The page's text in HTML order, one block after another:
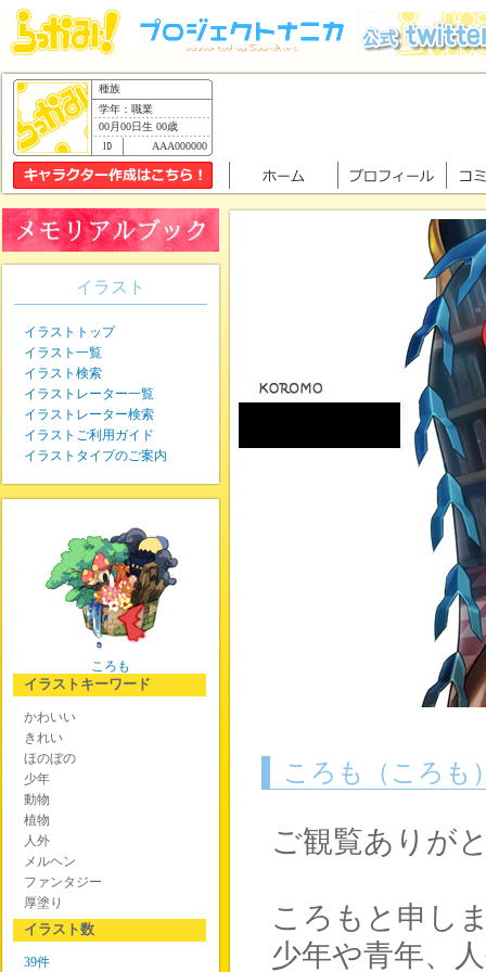
種族
学年：職業
00月00日生 00歳
AAA000000
ころも（ころも
ご観覧ありが
ころもと申し
少年や青年、
イラスト
イラストトップ
イラスト一覧
イラスト検索
イラストレーター一覧
イラストレーター検索
イラストご利用ガイド
イラストタイプのご案内
ころも
イラストキーワード
かわいい
きれい
ほのぼの
少年
動物
植物
人外
メルヘン
ファンタジー
厚塗り
イラスト数
39件